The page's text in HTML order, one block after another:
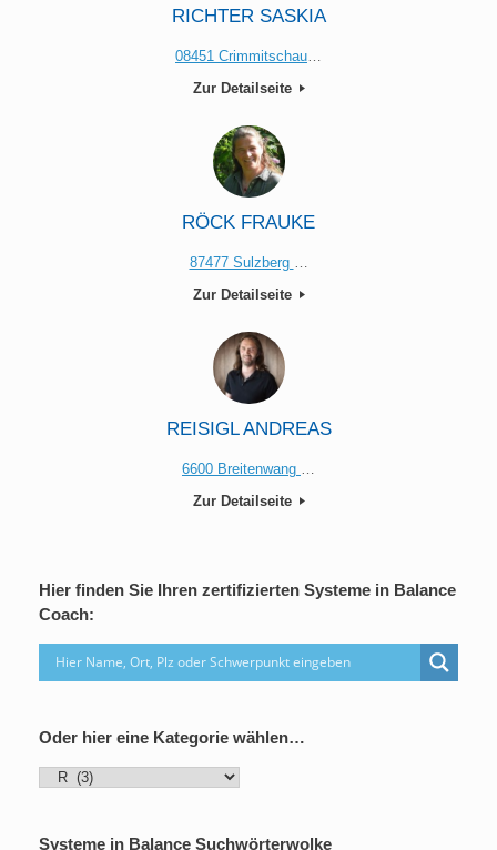
RICHTER SASKIA
08451 Crimmitschau
Zur Detailseite
RÖCK FRAUKE
87477 Sulzberg
Zur Detailseite
REISIGL ANDREAS
6600 Breitenwang …
Zur Detailseite
Hier finden Sie Ihren zertifizierten Systeme in Balance
Coach:
Oder hier eine Kategorie wählen…
Oder
Kategorie
Systeme in Balance Suchwörterwolke